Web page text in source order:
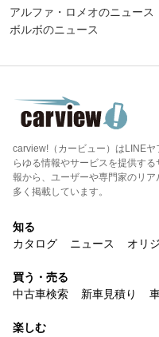
アルファ・ロメオのニュース
ボルボのニュース
carview!（カービュー）はLINE
らゆる情報やサービスを提供す
報から、ユーザーや専門家のリ
多く掲載しています。
知る
カタログ
ニュース オリ
買う・売る
中古車検索
新車見積り
楽しむ